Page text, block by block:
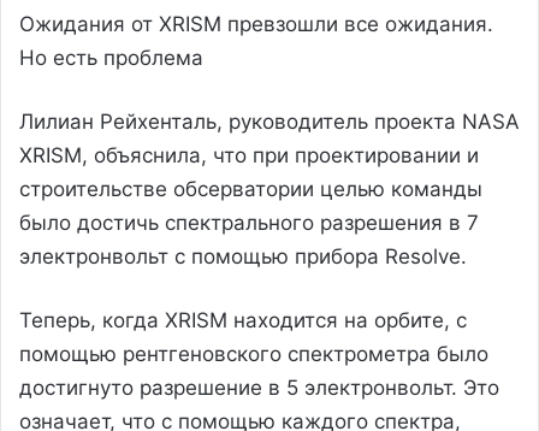
Ожидания от XRISM превзошли все ожидания.
Но есть проблема
Лилиан Рейхенталь, руководитель проекта NASA
XRISM, объяснила, что при проектировании и
строительстве обсерватории целью команды
было достичь спектрального разрешения в 7
электронвольт с помощью прибора Resolve.
Теперь, когда XRISM находится на орбите, с
помощью рентгеновского спектрометра было
достигнуто разрешение в 5 электронвольт. Это
означает, что с помощью каждого спектра,